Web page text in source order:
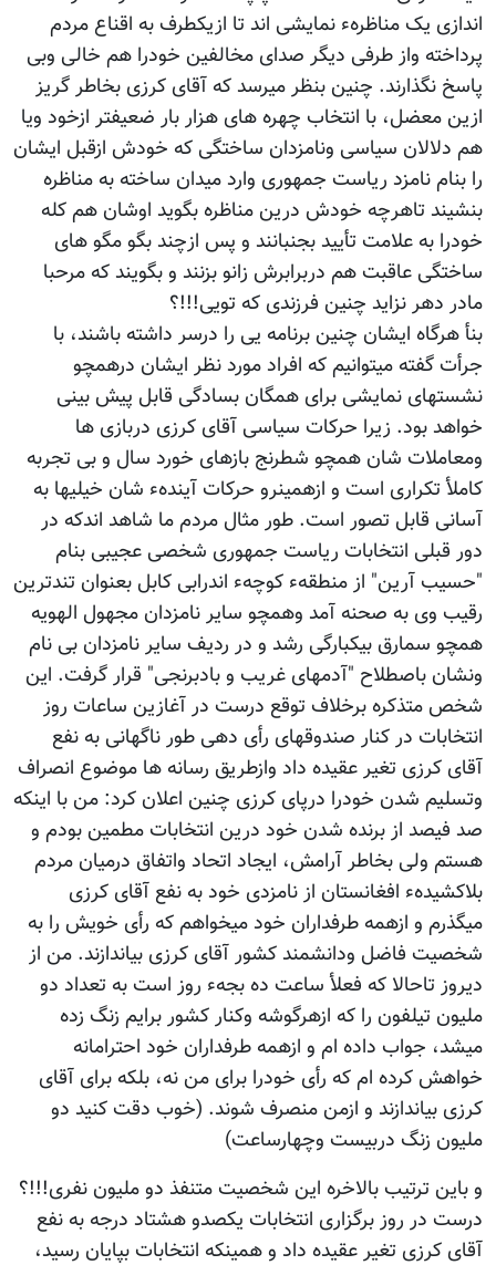
اندازی یک مناظرهء نمایشی اند تا ازیکطرف به اقناع مردم
پرداخته واز طرفی دیگر صدای مخالفین خودرا هم خالی وبی
پاسخ نگذارند. چنین بنظر میرسد که آقای کرزی بخاطر گریز
ازین معضل، با انتخاب چهره های هزار بار ضعیفتر ازخود ویا
هم دلالان سیاسی ونامزدان ساختگی که خودش ازقبل ایشان
را بنام نامزد ریاست جمهوری وارد میدان ساخته به مناظره
بنشیند تاهرچه خودش درین مناظره بگوید اوشان هم کله
خودرا به علامت تأیید بجنبانند و پس ازچند بگو مگو های
ساختگی عاقبت هم دربرابرش زانو بزنند و بگویند که مرحبا
مادر دهر نزاید چنین فرزندی که تویی!!!؟
بنأ هرگاه ایشان چنین برنامه یی را درسر داشته باشند، با
جرأت گفته میتوانیم که افراد مورد نظر ایشان درهمچو
نشستهای نمایشی برای همگان بسادگی قابل پیش بینی
خواهد بود. زیرا حرکات سیاسی آقای کرزی دربازی ها
ومعاملات شان همچو شطرنج بازهای خورد سال و بی تجربه
کاملأ تکراری است و ازهمینرو حرکات آیندهء شان خیلیها به
آسانی قابل تصور است. طور مثال مردم ما شاهد اندکه در
دور قبلی انتخابات ریاست جمهوری شخصی عجیبی بنام
"حسیب آرین" از منطقهء کوچهء اندرابی کابل بعنوان تندترین
رقیب وی به صحنه آمد وهمچو سایر نامزدان مجهول الهویه
همچو سمارق بیکبارگی رشد و در ردیف سایر نامزدان بی نام
ونشان باصطلاح "آدمهای غریب و بادبرنجی" قرار گرفت. این
شخص متذکره برخلاف توقع درست در آغازین ساعات روز
انتخابات در کنار صندوقهای رأی دهی طور ناگهانی به نفع
آقای کرزی تغیر عقیده داد وازطریق رسانه ها موضوع انصراف
وتسلیم شدن خودرا درپای کرزی چنین اعلان کرد: من با اینکه
صد فیصد از برنده شدن خود درین انتخابات مطمین بودم و
هستم ولی بخاطر آرامش، ایجاد اتحاد واتفاق درمیان مردم
بلاکشیدهء افغانستان از نامزدی خود به نفع آقای کرزی
میگذرم و ازهمه طرفداران خود میخواهم که رأی خویش را به
شخصیت فاضل ودانشمند کشور آقای کرزی بیاندازند. من از
دیروز تاحالا که فعلأ ساعت ده بجهء روز است به تعداد دو
ملیون تیلفون را که ازهرگوشه وکنار کشور برایم زنگ زده
میشد، جواب داده ام و ازهمه طرفداران خود احترامانه
خواهش کرده ام که رأی خودرا برای من نه، بلکه برای آقای
کرزی بیاندازند و ازمن منصرف شوند. (خوب دقت کنید دو
ملیون زنگ دربیست وچهارساعت)
و باین ترتیب بالاخره این شخصیت متنفذ دو ملیون نفری!!!؟
درست در روز برگزاری انتخابات یکصدو هشتاد درجه به نفع
آقای کرزی تغیر عقیده داد و همینکه انتخابات بپایان رسید،